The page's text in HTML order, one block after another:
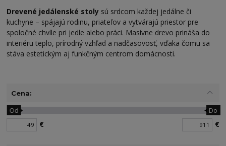
Drevené jedálenské stoly sú srdcom každej jedálne či
kuchyne – spájajú rodinu, priateľov a vytvárajú priestor pre
spoločné chvíle pri jedle alebo práci. Masívne drevo prináša do
interiéru teplo, prírodný vzhľad a nadčasovosť, vďaka čomu sa
stáva estetickým aj funkčným centrom domácnosti.
Cena:
€
Od Do
€